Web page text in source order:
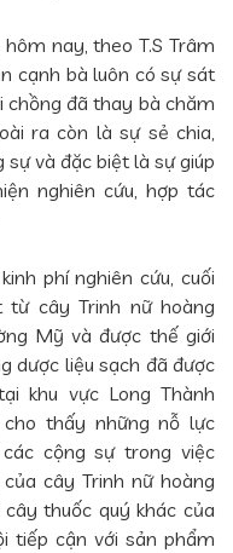
nay, theo T.S Trâm
cạnh bà luôn có sự sát
chồng đã thay bà chăm
ra còn là sự sẻ chia,
sự và đặc biệt là sự giúp
nghiên cứu, hợp tác
phí nghiên cứu, cuối
từ cây Trinh nữ hoàng
Mỹ và được thế giới
dược liệu sạch đã được
khu vực Long Thành
thấy những nỗ lực
cộng sự trong việc
cây Trinh nữ hoàng
thuốc quý khác của
tiếp cận với sản phẩm